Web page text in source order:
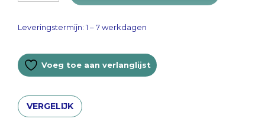
Leveringstermijn: 1 – 7 werkdagen
Voeg toe aan verlanglijst
VERGELIJK